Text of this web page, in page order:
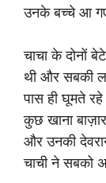
उनके बच्चे आ
चाचा के दोनों
थी और सबकी
पास ही घूमते
कुछ खाना
और उनकी
चाची ने सबको